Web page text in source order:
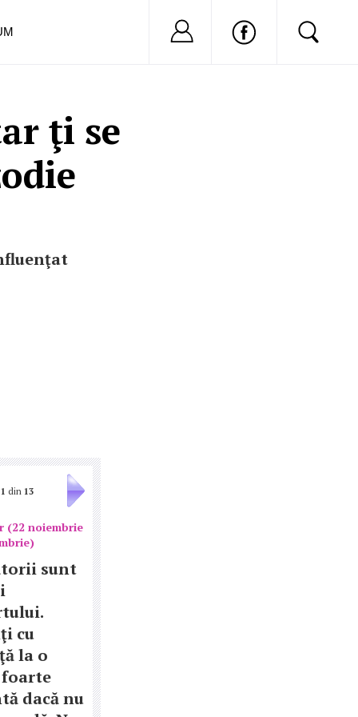
ţi se
1 din 13
(22 noiembrie
sunt
cu
la o
dacă nu
Nu ai cont?